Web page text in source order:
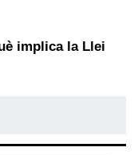
implica la Llei